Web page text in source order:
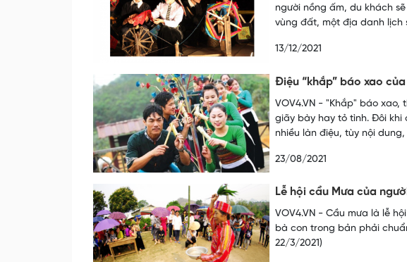
người nồng ấm, du khách
vùng đất, một địa danh lịch
13/12/2021
Điệu “khắp” báo xao
VOV4.VN - "Khắp" báo
giãy bày hay tỏ tình. Đôi khi
nhiều làn điệu, tùy nội
23/08/2021
Lễ hội cầu Mưa của
VOV4.VN - Cầu mưa là lễ
bà con trong bản phải
22/3/2021)